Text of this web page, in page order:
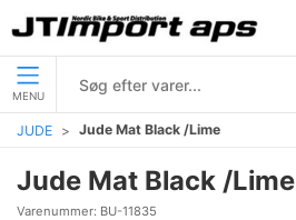
MENU
JUDE Jude Mat Black /Lime
Jude Mat Black /Lime
Varenummer: BU-11835